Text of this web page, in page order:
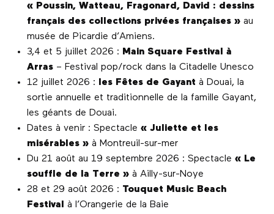
« Poussin, Watteau, Fragonard, David : dessins
français des collections privées françaises » au
musée de Picardie d’Amiens.
3,4 et 5 juillet 2026 : Main Square Festival à
Arras – Festival pop/rock dans la Citadelle Unesco
12 juillet 2026 : les Fêtes de Gayant à Douai, la
sortie annuelle et traditionnelle de la famille Gayant,
les géants de Douai.
Dates à venir : Spectacle « Juliette et les
misérables » à Montreuil-sur-mer
Du 21 août au 19 septembre 2026 : Spectacle « Le
souffle de la Terre » à Ailly-sur-Noye
28 et 29 août 2026 : Touquet Music Beach
Festival
à l’Orangerie de la Baie